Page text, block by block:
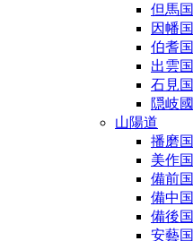
但馬国
因幡国
伯耆国
出雲国
石見国
隠岐國
山陽道
播磨国
美作国
備前国
備中国
備後国
安藝国